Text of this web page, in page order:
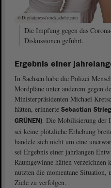
© Digitalpress/stock.adobe.com
Die Impfung gegen das
Diskussionen geführt.
Ergebnis einer
In Sachsen habe die Polizei
Mordpläne unter anderem gegen
Ministerpräsidenten Michael
hätten, erinnerte Sebastian
GRÜNEN). Die Mobilisierung der
sei keine plötzliche Erhebung
handele sich nicht um eine
sei Ergebnis einer jahrlangen
Raumgewinne hätten verzeichnen
nutzten die momentane Situation,
Ziele zu verfolgen.